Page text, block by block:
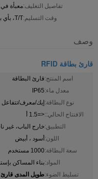
تفاصيل التغليف:معبأة في
وقت التسليم:T/T، بأي بال أو ويسترن يونيون مقدما
وصف
قارئ بطاقة RFID
اسم المنتج:قارئ البطاقة
معدل ماء:IP65
نوع البطاقة:إيك/معرف/تتفاعل
الافتتاح الحالي::<=1.5 أ
التطبيق:خارج الباب، غير
اللون:أسود ، أبيض
سعة البطاقة:1000 مستخدم
المواد:بناء المساكن
تسليط الضوء:طويل المدى قارئ RFID